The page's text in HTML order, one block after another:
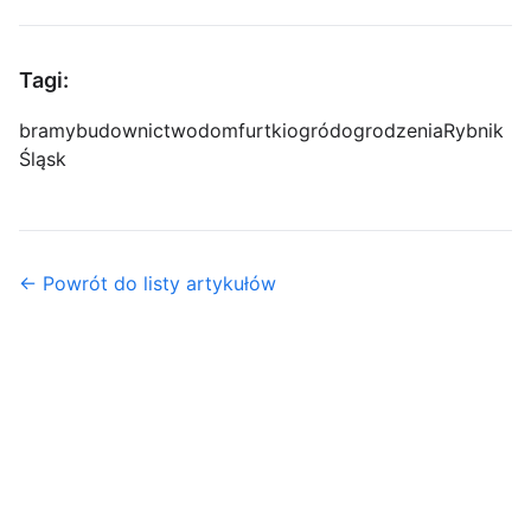
Tagi:
bramybudownictwodomfurtkiogródogrodzeniaRybnik
Śląsk
← Powrót do listy artykułów